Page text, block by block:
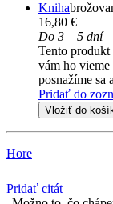
Kniha
16,80 €
Do 3 – 5 dní
Tento produkt
vám ho
posnažíme sa
Pridať do
Vložiť do
Hore
Pridať citát